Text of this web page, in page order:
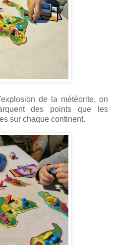
de la météorite, on
des points que les
sur chaque continent.